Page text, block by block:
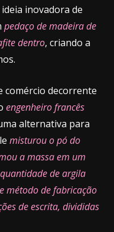
inovadora de
pedaço de madeira de
dentro, criando a
comércio decorrente
engenheiro francês
alternativa para
misturou o pó do
a massa em um
de argila
método de fabricação
de escrita, divididas